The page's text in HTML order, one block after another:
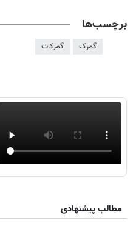
برچسب‌ها
گمرک گمرکات
مطالب پیشنهادی